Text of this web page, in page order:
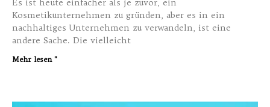
Es ist heute einfacher als je zuvor, ein
Kosmetikunternehmen zu gründen, aber es in ein
nachhaltiges Unternehmen zu verwandeln, ist eine
andere Sache. Die vielleicht
Mehr lesen "